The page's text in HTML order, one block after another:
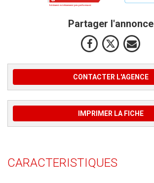
Partager l'annonce
CONTACTER L'AGENCE
IMPRIMER LA FICHE
CARACTERISTIQUES